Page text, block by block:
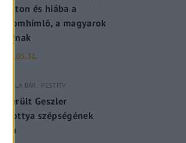
Balaton és hiába a
majomhimlő, a magyarok
utaznak
2022.05.31.
GERILLA BÁR PESTITV
Kiderült Geszler
Dorottya szépségének
titka